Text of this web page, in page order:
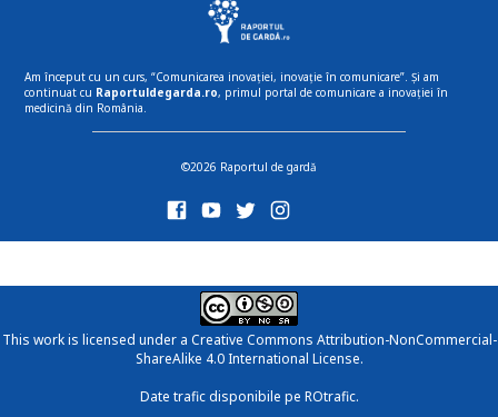
Am început cu un curs, “Comunicarea inovației, inovație în comunicare”. Și am
continuat cu Raportuldegarda.ro, primul portal de comunicare a inovației în
medicină din România.
©2026 Raportul de gardă
This work is licensed under a Creative Commons Attribution-NonCommercial-
ShareAlike 4.0 International License.
Date trafic disponibile pe ROtrafic.